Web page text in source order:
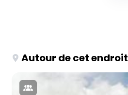
Autour de cet endroit